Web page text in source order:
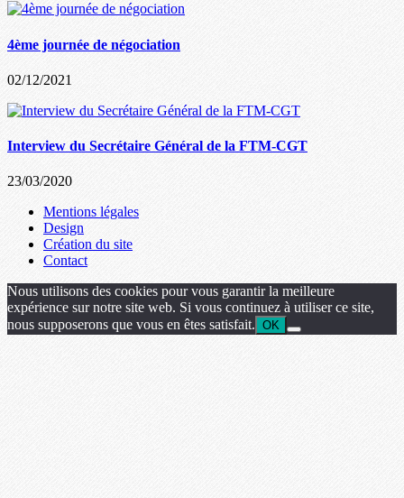
4ème journée de négociation
02/12/2021
Interview du Secrétaire Général de la FTM-CGT
23/03/2020
Mentions légales
Design
Création du site
Contact
Nous utilisons des cookies pour vous garantir la meilleure
expérience sur notre site web. Si vous continuez à utiliser ce site,
nous supposerons que vous en êtes satisfait. OK